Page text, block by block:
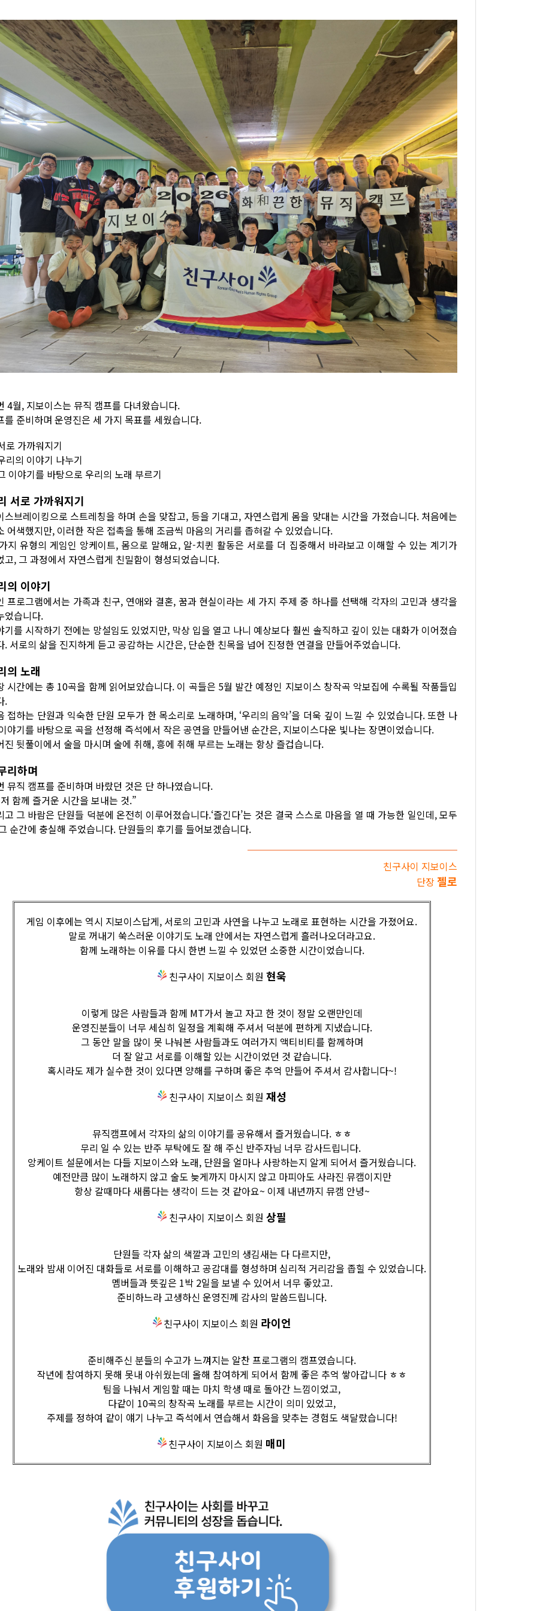
4월, 지보이스는 뮤직 캠프를 다녀왔습니다.
를 준비하며 운영진은 세 가지 목표를 세웠습니다.
로 가까워지기
리의 이야기 나누기
이야기를 바탕으로 우리의 노래 부르기
서로 가까워지기
스브레이킹으로 스트레칭을 하며 손을 맞잡고, 등을 기대고, 자연스럽게 몸을 맞대는 시간을 가졌습니다. 처음에는
어색했지만, 이러한 작은 접촉을 통해 조금씩 마음의 거리를 좁혀갈 수 있었습니다.
지 유형의 게임인 앙케이트, 몸으로 말해요, 알-치퀸 활동은 서로를 더 집중해서 바라보고 이해할 수 있는 계기가
고, 그 과정에서 자연스럽게 친밀함이 형성되었습니다.
의 이야기
프로그램에서는 가족과 친구, 연애와 결혼, 꿈과 현실이라는 세 가지 주제 중 하나를 선택해 각자의 고민과 생각을
었습니다.
기를 시작하기 전에는 망설임도 있었지만, 막상 입을 열고 나니 예상보다 훨씬 솔직하고 깊이 있는 대화가 이어졌습
. 서로의 삶을 진지하게 듣고 공감하는 시간은, 단순한 친목을 넘어 진정한 연결을 만들어주었습니다.
의 노래
시간에는 총 10곡을 함께 읽어보았습니다. 이 곡들은 5월 발간 예정인 지보이스 창작곡 악보집에 수록될 작품들입
.
접하는 단원과 익숙한 단원 모두가 한 목소리로 노래하며, ‘우리의 음악’을 더욱 깊이 느낄 수 있었습니다. 또한 나
야기를 바탕으로 곡을 선정해 즉석에서 작은 공연을 만들어낸 순간은, 지보이스다운 빛나는 장면이었습니다.
진 뒷풀이에서 술을 마시며 술에 취해, 흥에 취해 부르는 노래는 항상 즐겁습니다.
리하며
뮤직 캠프를 준비하며 바랐던 것은 단 하나였습니다.
함께 즐거운 시간을 보내는 것.”
고 그 바람은 단원들 덕분에 온전히 이루어졌습니다.‘즐긴다’는 것은 결국 스스로 마음을 열 때 가능한 일인데, 모두
순간에 충실해 주었습니다. 단원들의 후기를 들어보겠습니다.
친구사이 지보이스
단장 젤로
게임 이후에는 역시 지보이스답게, 서로의 고민과 사연을 나누고 노래로 표현하는 시간을 가졌어요.
말로 꺼내기 쑥스러운 이야기도 노래 안에서는 자연스럽게 흘러나오더라고요.
함께 노래하는 이유를 다시 한번 느낄 수 있었던 소중한 시간이었습니다.
친구사이 지보이스 회원 현욱
이렇게 많은 사람들과 함께 MT가서 놀고 자고 한 것이 정말 오랜만인데
운영진분들이 너무 세심히 일정을 계획해 주셔서 덕분에 편하게 지냈습니다.
그 동안 말을 많이 못 나눠본 사람들과도 여러가지 액티비티를 함께하며
더 잘 알고 서로를 이해할 있는 시간이었던 것 같습니다.
혹시라도 제가 실수한 것이 있다면 양해를 구하며 좋은 추억 만들어 주셔서 감사합니다~!
친구사이 지보이스 회원 재성
뮤직캠프에서 각자의 삶의 이야기를 공유해서 즐거웠습니다. ㅎㅎ
무리 일 수 있는 반주 부탁에도 잘 해 주신 반주자님 너무 감사드립니다.
앙케이트 설문에서는 다들 지보이스와 노래, 단원을 얼마나 사랑하는지 알게 되어서 즐거웠습니다.
예전만큼 많이 노래하지 않고 술도 늦게까지 마시지 않고 마피아도 사라진 뮤캠이지만
항상 갈때마다 새롭다는 생각이 드는 것 같아요~ 이제 내년까지 뮤캠 안녕~
친구사이 지보이스 회원 상필
단원들 각자 삶의 색깔과 고민의 생김새는 다 다르지만,
노래와 밤새 이어진 대화들로 서로를 이해하고 공감대를 형성하며 심리적 거리감을 좁힐 수 있었습니다.
멤버들과 뜻깊은 1박 2일을 보낼 수 있어서 너무 좋았고.
준비하느라 고생하신 운영진께 감사의 말씀드립니다.
친구사이 지보이스 회원 라이언
준비해주신 분들의 수고가 느껴지는 알찬 프로그램의 캠프였습니다.
작년에 참여하지 못해 못내 아쉬웠는데 올해 참여하게 되어서 함께 좋은 추억 쌓아갑니다 ㅎㅎ
팀을 나눠서 게임할 때는 마치 학생 때로 돌아간 느낌이었고,
다같이 10곡의 창작곡 노래를 부르는 시간이 의미 있었고,
주제를 정하여 같이 얘기 나누고 즉석에서 연습해서 화음을 맞추는 경험도 색달랐습니다!
친구사이 지보이스 회원 매미